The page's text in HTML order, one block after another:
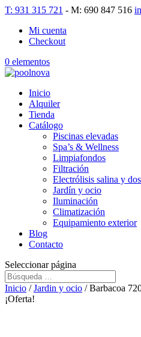
T: 931 315 721 - M: 690 847 516
Mi cuenta
Checkout
0 elementos
Inicio
Alquiler
Tienda
Catálogo
Piscinas elevadas
Spa’s & Wellness
Limpiafondos
Filtración
Electrólisis salina y
Jardín y ocio
Iluminación
Climatización
Equipamiento exterior
Blog
Contacto
Seleccionar página
Inicio /Jardin y ocio / Barbacoa
¡Oferta!